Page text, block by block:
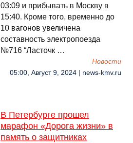
03:09 и прибывать в Москву в
15:40. Кроме того, временно до
10 вагонов увеличена
составность электропоезда
№716 “Ласточк …
Новости
05:00, Август 9, 2024 | news-kmv.ru
В Петербурге прошел
марафон «Дорога жизни» в
память о защитниках